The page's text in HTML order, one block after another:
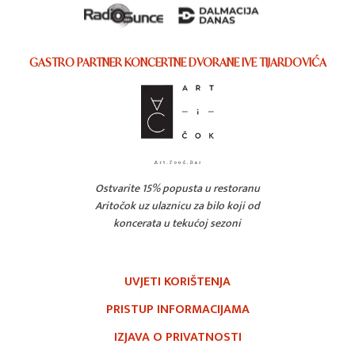
GASTRO PARTNER KONCERTNE DVORANE IVE TIJARDOVIĆA
Ostvarite 15% popusta u restoranu
Aritočok uz ulaznicu za bilo koji od
koncerata u tekućoj sezoni
UVJETI KORIŠTENJA
PRISTUP INFORMACIJAMA
IZJAVA O PRIVATNOSTI